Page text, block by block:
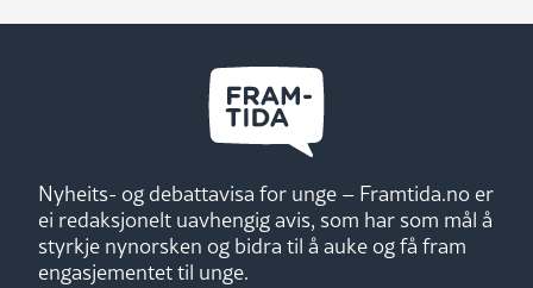
Nyheits- og debattavisa for unge – Framtida.no er
ei redaksjonelt uavhengig avis, som har som mål å
styrkje nynorsken og bidra til å auke og få fram
engasjementet til unge.